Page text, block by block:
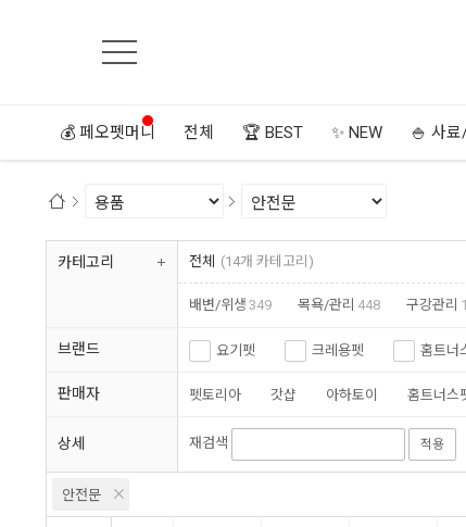
💰 페오펫머니 전체 🏆 BEST ✨ NEW 🍚 사료
카테고리 전체 (14개 카테고리)
배변/위생 349 목욕/관리 448 구강관리
장례
3270 833
브랜드 요기펫 크레용펫 홈트너
판매자 펫토리아 갓샵 아하토이 홈트너스
상세 재검색 적용
안전문